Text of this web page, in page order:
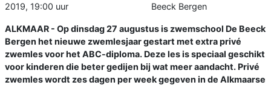
2019, 19:00 uur
Beeck Bergen
ALKMAAR - Op dinsdag 27 augustus is zwemschool De Beeck
Bergen het nieuwe zwemlesjaar gestart met extra privé
zwemles voor het ABC-diploma. Deze les is speciaal geschikt
voor kinderen die beter gedijen bij wat meer aandacht. Privé
zwemles wordt zes dagen per week gegeven in de Alkmaarse